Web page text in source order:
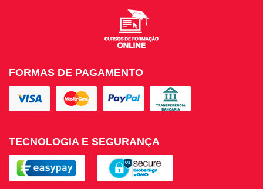
FORMAS DE PAGAMENTO
TECNOLOGIA E SEGURANÇA